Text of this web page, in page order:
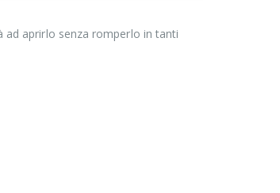
ad aprirlo senza romperlo in tanti